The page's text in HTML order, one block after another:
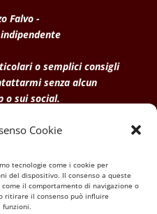
Cookie
tecnologie come i cookie per
del dispositivo. Il consenso a queste
il comportamento di navigazione o
ritirare il consenso può influire
funzioni.
Falvo -
indipendente
o semplici consigli
senza alcun
o sui social.